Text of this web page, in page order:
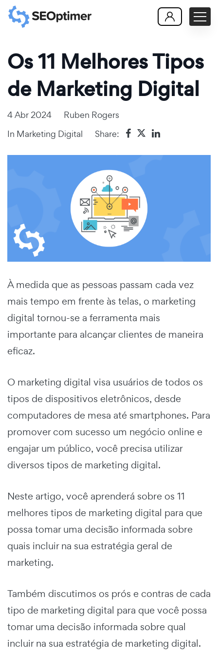
Os 11 Melhores Tipos
de Marketing Digital
4 Abr 2024
Ruben Rogers
In Marketing Digital Share:
À medida que as pessoas passam cada vez
mais tempo em frente às telas, o marketing
digital tornou-se a ferramenta mais
importante para alcançar clientes de maneira
eficaz.
O marketing digital visa usuários de todos os
tipos de dispositivos eletrônicos, desde
computadores de mesa até smartphones. Para
promover com sucesso um negócio online e
engajar um público, você precisa utilizar
diversos tipos de marketing digital.
Neste artigo, você aprenderá sobre os 11
melhores tipos de marketing digital para que
possa tomar uma decisão informada sobre
quais incluir na sua estratégia geral de
marketing.
Também discutimos os prós e contras de cada
tipo de marketing digital para que você possa
tomar uma decisão informada sobre qual
incluir na sua estratégia de marketing digital.